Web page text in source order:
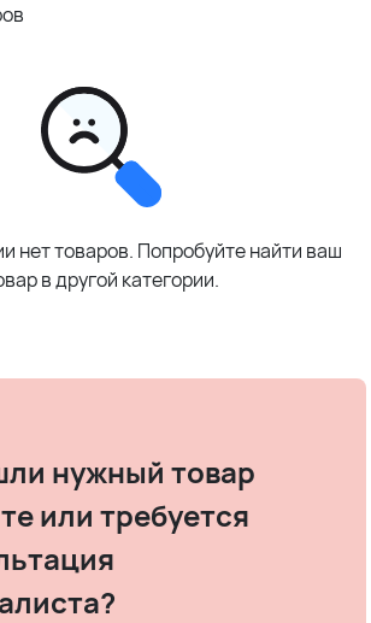
нет товаров. Попробуйте найти ваш
в другой категории.
нужный товар
или требуется